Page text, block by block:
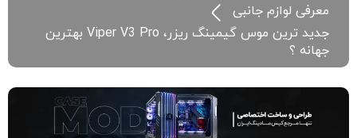
معرفی لوازم جانبی
جدید ترین موس گیمینگ ریزر، Viper V3 Pro بهترین
جهانه ؟